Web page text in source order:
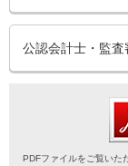
公認会計士・監
PDFファイルをご覧いた